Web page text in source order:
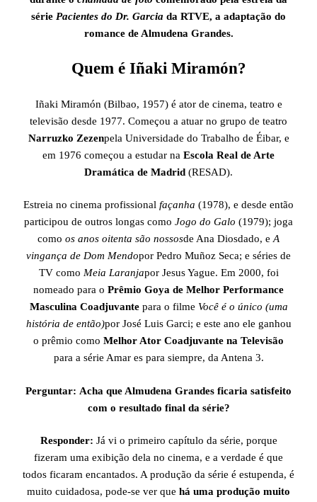
série Pacientes do Dr. Garcia da RTVE, a adaptação do
romance de Almudena Grandes.
Quem é Iñaki Miramón?
Iñaki Miramón (Bilbao, 1957) é ator de cinema, teatro e
televisão desde 1977. Começou a atuar no grupo de teatro
Narruzko Zezenpela Universidade do Trabalho de Éibar, e
em 1976 começou a estudar na Escola Real de Arte
Dramática de Madrid (RESAD).
Estreia no cinema profissional façanha (1978), e desde então
participou de outros longas como Jogo do Galo (1979); joga
como os anos oitenta são nossosde Ana Diosdado, e A
vingança de Dom Mendopor Pedro Muñoz Seca; e séries de
TV como Meia Laranjapor Jesus Yague. Em 2000, foi
nomeado para o Prêmio Goya de Melhor Performance
Masculina Coadjuvantepara o filme Você é o único (uma
história de então)por José Luis Garci; e este ano ele ganhou
o prêmio como Melhor Ator Coadjuvante na Televisão
para a série Amar es para siempre, da Antena 3.
Perguntar: Acha que Almudena Grandes ficaria satisfeito
com o resultado final da série?
Responder: Já vi o primeiro capítulo da série, porque
fizeram uma exibição dela no cinema, e a verdade é que
todos ficaram encantados. A produção da série é estupenda, é
muito cuidadosa, pode-se ver que há uma produção muito